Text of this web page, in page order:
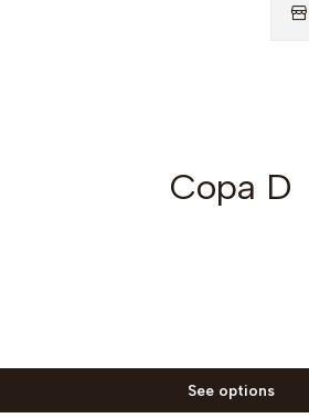
Copa D
See options